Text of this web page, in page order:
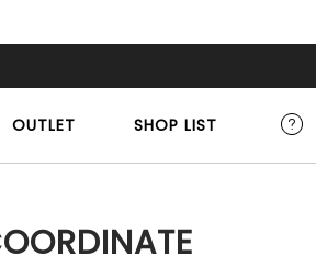
OUTLET SHOP LIST